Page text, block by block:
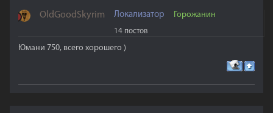
OldGoodSkyrim Локализатор Горожанин
14 постов
Юмани 750, всего хорошего )